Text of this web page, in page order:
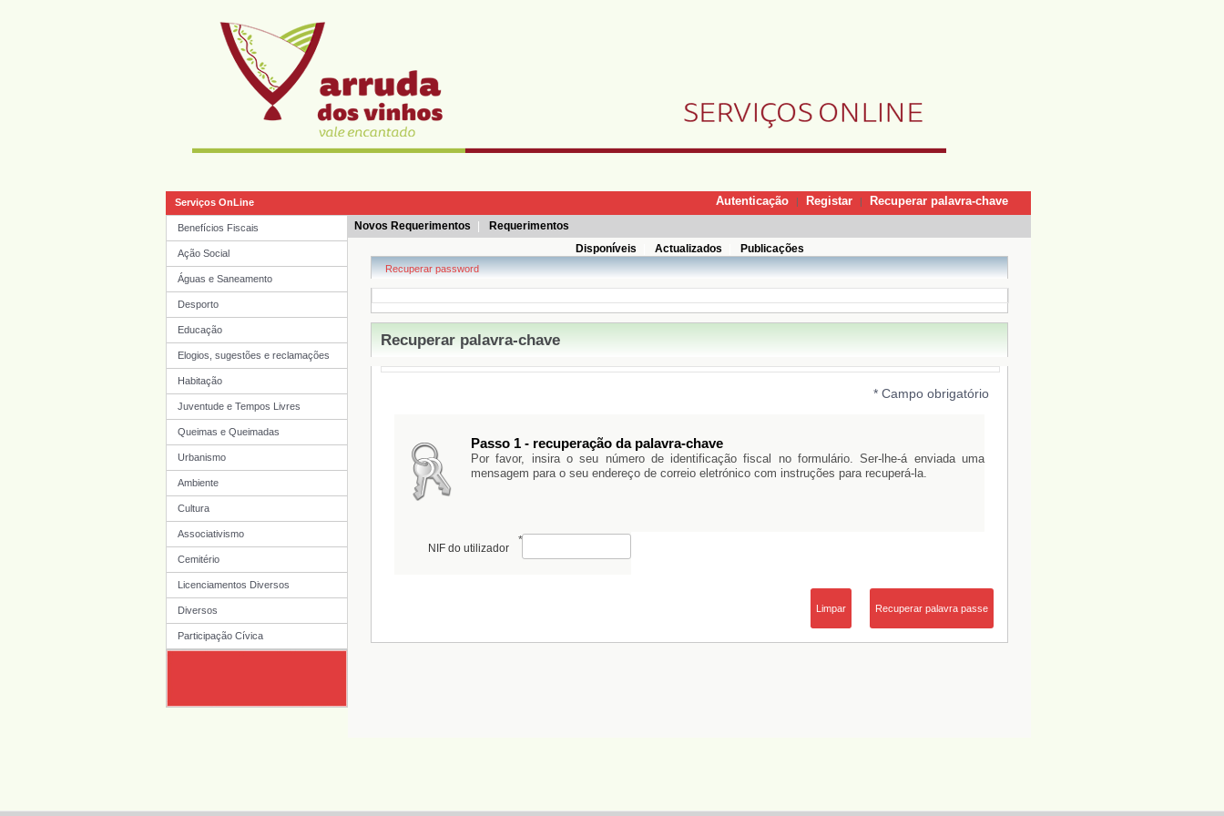
Serviços OnLine
Benefícios Fiscais
Ação Social
Águas e Saneamento
Desporto
Educação
Elogios, sugestões e reclamações
Habitação
Juventude e Tempos Livres
Queimas e Queimadas
Urbanismo
Ambiente
Cultura
Associativismo
Cemitério
Licenciamentos Diversos
Diversos
Participação Cívica
Autenticação | Registar | Recuperar palavra-chave
Novos Requerimentos
Requerimentos
Disponíveis
Actualizados Publicações